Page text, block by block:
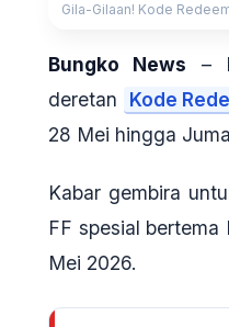
Gila-Gilaan! Kode
Bungko News –
deretan
Kode
28 Mei hingga
Kabar gembira
FF spesial bertema
Mei 2026.